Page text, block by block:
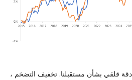
قلقي بشأن مستقبلنا. تخفيف التضخم ،